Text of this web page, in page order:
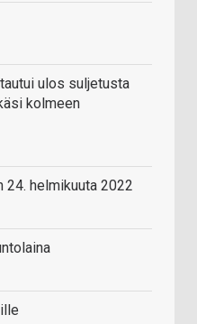
ulos suljetusta
kolmeen
24. helmikuuta 2022